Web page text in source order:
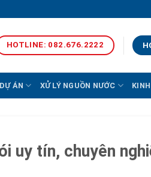
HOTLINE: 082.676.2222
DỰ ÁN XỬ LÝ NGUỒN NƯỚC
uy tín, chuyên